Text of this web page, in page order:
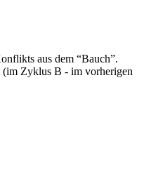
aus dem “Bauch”.
(im Zyklus B - im vorherigen